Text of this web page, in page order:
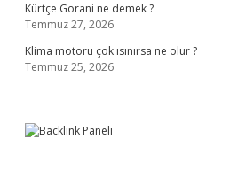
Kürtçe Gorani ne demek ?
Temmuz 27, 2026
Klima motoru çok ısınırsa ne olur ?
Temmuz 25, 2026